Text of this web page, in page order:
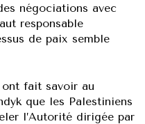
négociations avec
responsable
de paix semble
ont fait savoir au
que les Palestiniens
l’Autorité dirigée par